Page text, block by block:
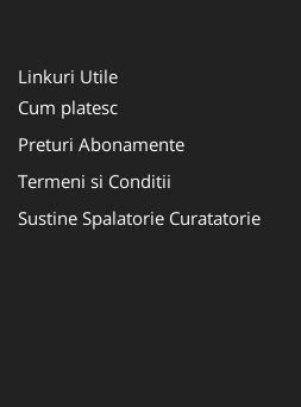
Linkuri Utile
Cum platesc
Preturi Abonamente
Termeni si Conditii
Sustine Spalatorie Curatatorie